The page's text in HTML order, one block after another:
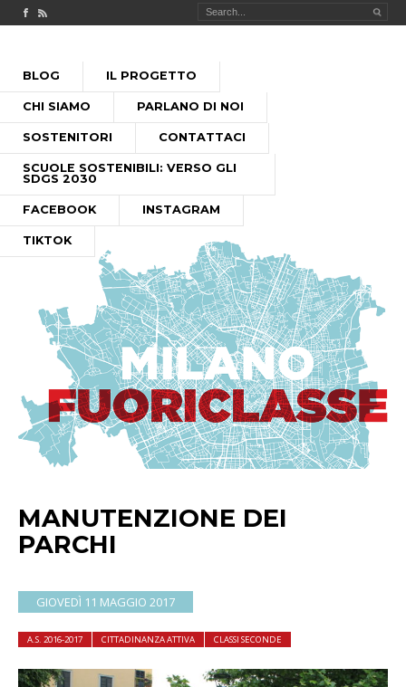
Check out our Facebook page
MILANO FUORICLASSE RSS feed
MENU PRINCIPALE
PASSA
CONTENUTO
BLOG IL PROGETTO
CHI SIAMO PARLANO DI NOI
SOSTENITORI CONTATTACI
SCUOLE SOSTENIBILI: VERSO GLI
SDGS 2030
FACEBOOK INSTAGRAM
TIKTOK
MANUTENZIONE DEI
PARCHI
GIOVEDÌ 11 MAGGIO 2017
A.S. 2016-2017 CITTADINANZA ATTIVA CLASSI SECONDE